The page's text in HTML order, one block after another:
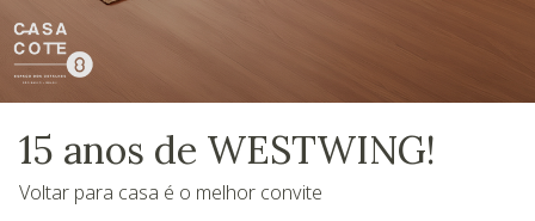
15 anos de WESTWING!
Voltar para casa é o melhor convite